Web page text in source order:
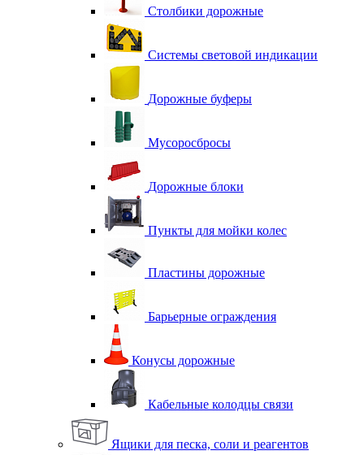
Столбики дорожные
Системы световой индикации
Дорожные буферы
Мусоросбросы
Дорожные блоки
Пункты для мойки колес
Пластины дорожные
Барьерные ограждения
Конусы дорожные
Кабельные колодцы связи
Ящики для песка, соли и реагентов